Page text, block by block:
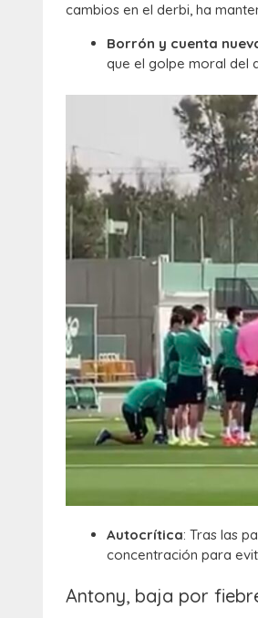
cambios en el derbi, ha
Borrón y cuenta
que el golpe moral del
Autocrítica: Tras las
concentración para
Antony, baja por